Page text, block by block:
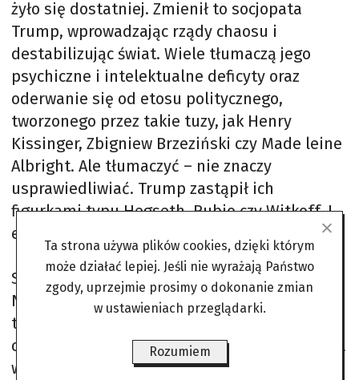
żyło się dostatniej. Zmienił to socjopata
Trump, wprowadzając rządy chaosu i
destabilizując świat. Wiele tłumaczą jego
psychiczne i intelektualne deficyty oraz
oderwanie się od etosu politycznego,
tworzonego przez takie tuzy, jak Henry
Kissinger, Zbigniew Brzeziński czy Made leine
Albright. Ale tłumaczyć – nie znaczy
usprawiedliwiać. Trump zastąpił ich
figurkami typu Hegseth, Rubio czy Witkoff. I
efekty widać, słychać i czuć.
Sygnałem zwijania się armii amerykańskiej z
NATO i Europy jest ogłoszona redukcja o pięć
tysięcy wojaków z garnizonu w Niemczech. Ale
czy wrócą do Ameryki, czy przesunie się ich na
wschodnią flankę? Wątpliwe, choć o
Ta strona używa plików cookies, dzięki którym
może działać lepiej. Jeśli nie wyrażają Państwo
zgody, uprzejmie prosimy o dokonanie zmian
w ustawieniach przeglądarki.
Rozumiem